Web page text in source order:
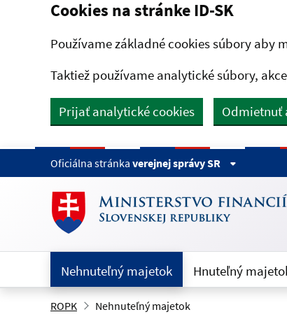
Preskočiť na hlavný obsah
Cookies na stránke ID-SK
Používame základné cookies súbory aby
Taktiež používame analytické súbory,
Prijať analytické cookies Odmietnuť
Oficiálna stránka verejnej správy SR
Nehnuteľný majetok Hnuteľný
ROPK Nehnuteľný majetok